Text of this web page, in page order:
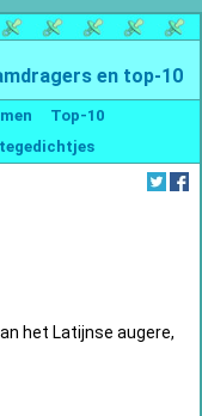
en top-10
Top-10
het Latijnse augere,